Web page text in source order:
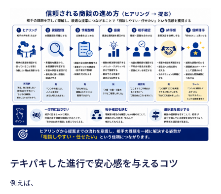
テキパキした進行で安心感を与えるコツ
例えば、